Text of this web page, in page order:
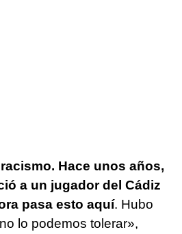
Hace unos años,
a un jugador del Cádiz
pasa esto aquí. Hubo
lo podemos tolerar»,